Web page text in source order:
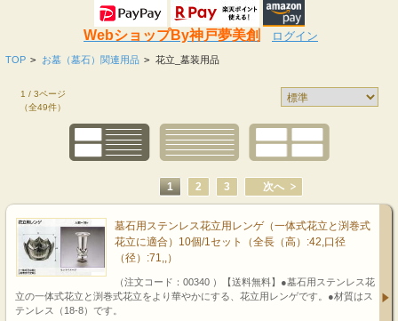
WebショップBy神戸夢美創 ログイン
TOP > お墓（墓石）関連用品 > 花立_墓装用品
1 / 3ページ
（全49件）
1 2 3 次へ
墓石用ステンレス花立用レンゲ（一体式花立と渕巻式
花立に適合）10個/1セット（全長（高）:42,口径
（径）:71,,）
（注文コード：00340 ）【送料無料】●墓石用ステンレス花
立の一体式花立と渕巻式花立をより華やかにする、花立用レンゲです。●材質はス
テンレス（18-8）です。